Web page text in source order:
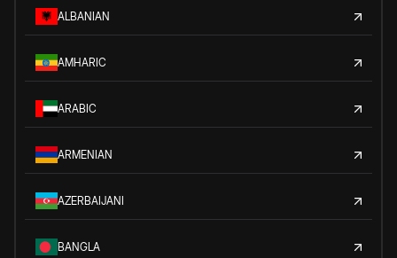
ALBANIAN
AMHARIC
ARABIC
ARMENIAN
AZERBAIJANI
BANGLA